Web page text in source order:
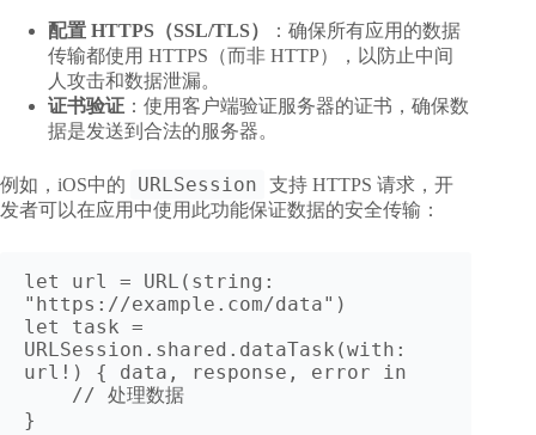
配置 HTTPS（SSL/TLS）
：确保所有应用的数据
传输都使用 HTTPS（而非 HTTP），以防止中间
人攻击和数据泄漏。
证书验证 ：使用客户端验证服务器的证书，确保数
据是发送到合法的服务器。
例如，iOS中的 URLSession
支持 HTTPS 请求，开
发者可以在应用中使用此功能保证数据的安全传输：
let url = URL(string:
"https://example.com/data")
let task =
URLSession.shared.dataTask(with:
url!) { data, response, error in
}